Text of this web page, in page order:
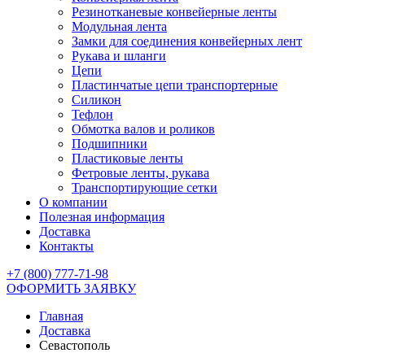
Резинотканевые конвейерные ленты
Модульная лента
Замки для соединения конвейерных лент
Рукава и шланги
Цепи
Пластинчатые цепи транспортерные
Силикон
Тефлон
Обмотка валов и роликов
Подшипники
Пластиковые ленты
Фетровые ленты, рукава
Транспортирующие сетки
О компании
Полезная информация
Доставка
Контакты
+7 (800) 777-71-98
ОФОРМИТЬ ЗАЯВКУ
Главная
Доставка
Севастополь